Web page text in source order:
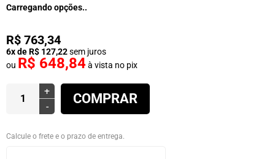
Carregando opções..
R$ 763,34
6x de R$ 127,22sem juros
ou R$ 648,84à vista no pix
+
-
COMPRAR
Calcule o frete e o prazo de entrega.